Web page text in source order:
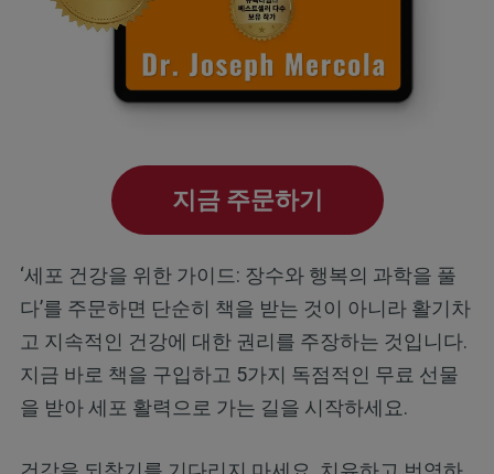
지금 주문하기
‘세포 건강을 위한 가이드: 장수와 행복의 과학을 풀
다’를 주문하면 단순히 책을 받는 것이 아니라 활기차
고 지속적인 건강에 대한 권리를 주장하는 것입니다.
지금 바로 책을 구입하고 5가지 독점적인 무료 선물
을 받아 세포 활력으로 가는 길을 시작하세요.